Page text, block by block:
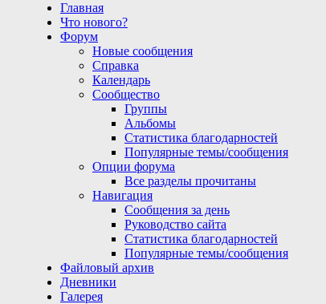
Главная
Что нового?
Форум
Новые сообщения
Справка
Календарь
Сообщество
Группы
Альбомы
Статистика благодарностей
Популярные темы/сообщения
Опции форума
Все разделы прочитаны
Навигация
Сообщения за день
Руководство сайта
Статистика благодарностей
Популярные темы/сообщения
Файловый архив
Дневники
Галерея